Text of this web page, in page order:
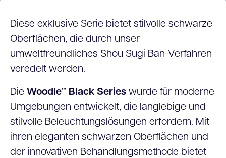
Diese exklusive Serie bietet stilvolle schwarze
Oberflächen, die durch unser
umweltfreundliches Shou Sugi Ban-Verfahren
veredelt werden.
Die Woodle™ Black Series wurde für moderne
Umgebungen entwickelt, die langlebige und
stilvolle Beleuchtungslösungen erfordern. Mit
ihren eleganten schwarzen Oberflächen und
der innovativen Behandlungsmethode bietet